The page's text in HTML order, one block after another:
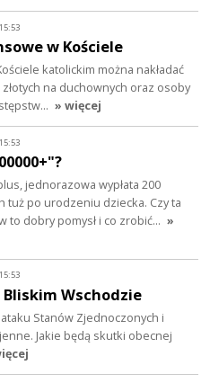
w Kościele
katolickim można nakładać
na duchownych oraz osoby
» więcej
jednorazowa wypłata 200
tuż po urodzeniu dziecka. Czy ta
to dobry pomysł i co zrobić… »
Wschodzie
Stanów Zjednoczonych i
Jakie będą skutki obecnej